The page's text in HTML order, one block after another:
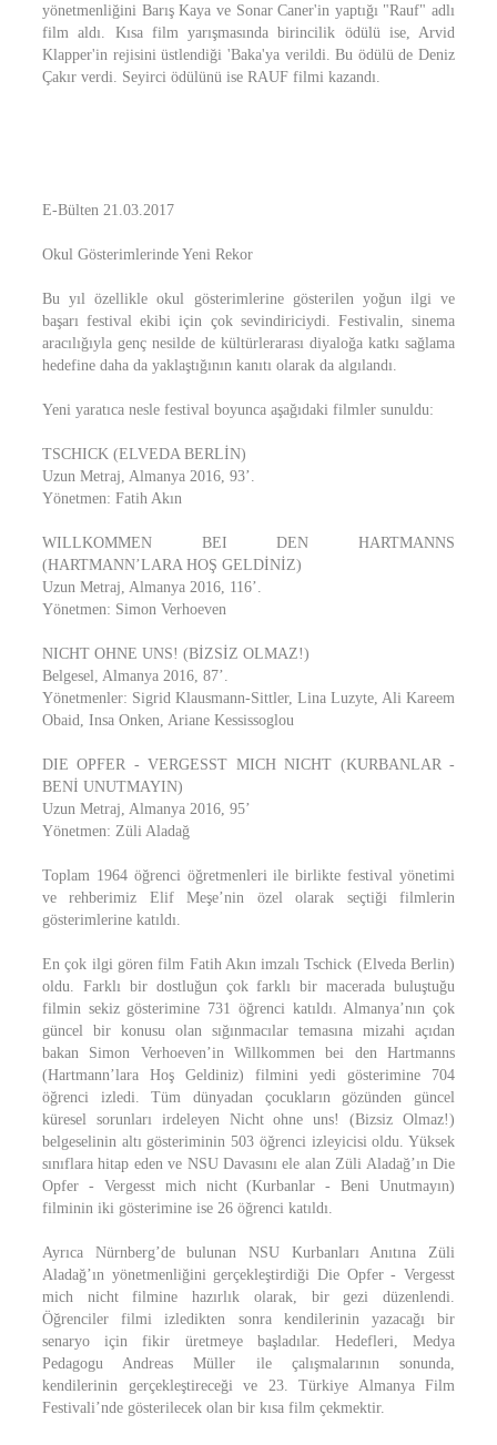
yönetmenliğini Barış Kaya ve Sonar Caner'in yaptığı "Rauf" adlı
film aldı. Kısa film yarışmasında birincilik ödülü ise, Arvid
Klapper'in rejisini üstlendiği 'Baka'ya verildi. Bu ödülü de Deniz
Çakır verdi. Seyirci ödülünü ise RAUF filmi kazandı.
E-Bülten 21.03.2017
Okul Gösterimlerinde Yeni Rekor
Bu yıl özellikle okul gösterimlerine gösterilen yoğun ilgi ve
başarı festival ekibi için çok sevindiriciydi. Festivalin, sinema
aracılığıyla genç nesilde de kültürlerarası diyaloğa katkı sağlama
hedefine daha da yaklaştığının kanıtı olarak da algılandı.
Yeni yaratıca nesle festival boyunca aşağıdaki filmler sunuldu:
TSCHICK (ELVEDA BERLİN)
Uzun Metraj, Almanya 2016, 93’.
Yönetmen: Fatih Akın
WILLKOMMEN BEI DEN HARTMANNS
(HARTMANN’LARA HOŞ GELDİNİZ)
Uzun Metraj, Almanya 2016, 116’.
Yönetmen: Simon Verhoeven
NICHT OHNE UNS! (BİZSİZ OLMAZ!)
Belgesel, Almanya 2016, 87’.
Yönetmenler: Sigrid Klausmann-Sittler, Lina Luzyte, Ali Kareem
Obaid, Insa Onken, Ariane Kessissoglou
DIE OPFER - VERGESST MICH NICHT (KURBANLAR -
BENİ UNUTMAYIN)
Uzun Metraj, Almanya 2016, 95’
Yönetmen: Züli Aladağ
Toplam 1964 öğrenci öğretmenleri ile birlikte festival yönetimi
ve rehberimiz Elif Meşe’nin özel olarak seçtiği filmlerin
gösterimlerine katıldı.
En çok ilgi gören film Fatih Akın imzalı Tschick (Elveda Berlin)
oldu. Farklı bir dostluğun çok farklı bir macerada buluştuğu
filmin sekiz gösterimine 731 öğrenci katıldı. Almanya’nın çok
güncel bir konusu olan sığınmacılar temasına mizahi açıdan
bakan Simon Verhoeven’in Willkommen bei den Hartmanns
(Hartmann’lara Hoş Geldiniz) filmini yedi gösterimine 704
öğrenci izledi. Tüm dünyadan çocukların gözünden güncel
küresel sorunları irdeleyen Nicht ohne uns! (Bizsiz Olmaz!)
belgeselinin altı gösteriminin 503 öğrenci izleyicisi oldu. Yüksek
sınıflara hitap eden ve NSU Davasını ele alan Züli Aladağ’ın Die
Opfer - Vergesst mich nicht (Kurbanlar - Beni Unutmayın)
filminin iki gösterimine ise 26 öğrenci katıldı.
Ayrıca Nürnberg’de bulunan NSU Kurbanları Anıtına Züli
Aladağ’ın yönetmenliğini gerçekleştirdiği Die Opfer - Vergesst
mich nicht filmine hazırlık olarak, bir gezi düzenlendi.
Öğrenciler filmi izledikten sonra kendilerinin yazacağı bir
senaryo için fikir üretmeye başladılar. Hedefleri, Medya
Pedagogu Andreas Müller ile çalışmalarının sonunda,
kendilerinin gerçekleştireceği ve 23. Türkiye Almanya Film
Festivali’nde gösterilecek olan bir kısa film çekmektir.